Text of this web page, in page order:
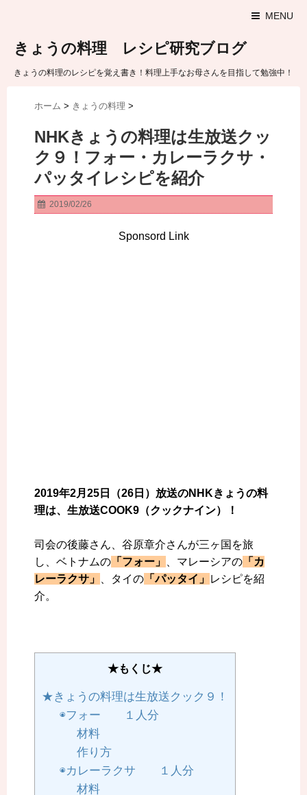
MENU
きょうの料理 レシピ研究ブログ
きょうの料理のレシピを覚え書き！料理上手なお母さんを目指して勉強中！
ホーム > きょうの料理 >
NHKきょうの料理は生放送クッ
ク９！フォー・カレーラクサ・
パッタイレシピを紹介
2019/02/26
Sponsord Link
2019年2月25日（26日）放送のNHKきょうの料
理は、生放送COOK9（クックナイン）！
司会の後藤さん、谷原章介さんが三ヶ国を旅
し、ベトナムの 「フォー」 、マレーシアの 「カ
レーラクサ」
、タイの 「パッタイ」 レシピを紹
介。
★もくじ★
★きょうの料理は生放送クック９！
◉フォー １人分
材料
作り方
◉カレーラクサ １人分
材料